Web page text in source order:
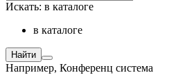
Искать: в каталоге
в каталоге
Найти
Например, Конференц система